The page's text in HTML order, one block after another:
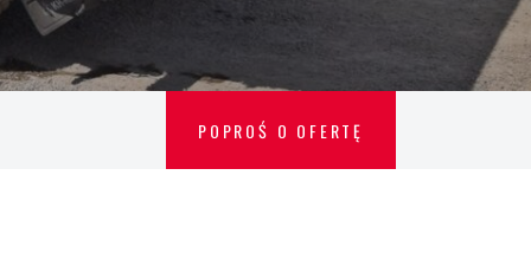
POPROŚ O OFERTĘ